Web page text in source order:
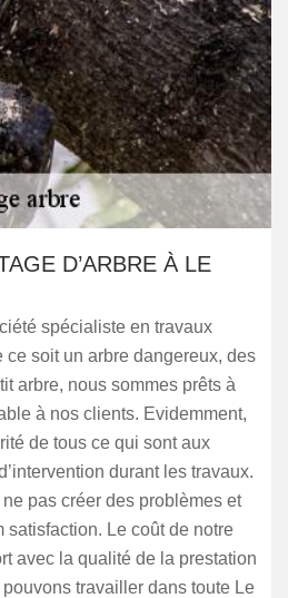
D’ARBRE À LE
spécialiste en travaux
ce soit un arbre dangereux, des
arbre, nous sommes prêts à
à nos clients. Evidemment,
de tous ce qui sont aux
durant les travaux.
pas créer des problèmes et
satisfaction. Le coût de notre
avec la qualité de la prestation
travailler dans toute Le